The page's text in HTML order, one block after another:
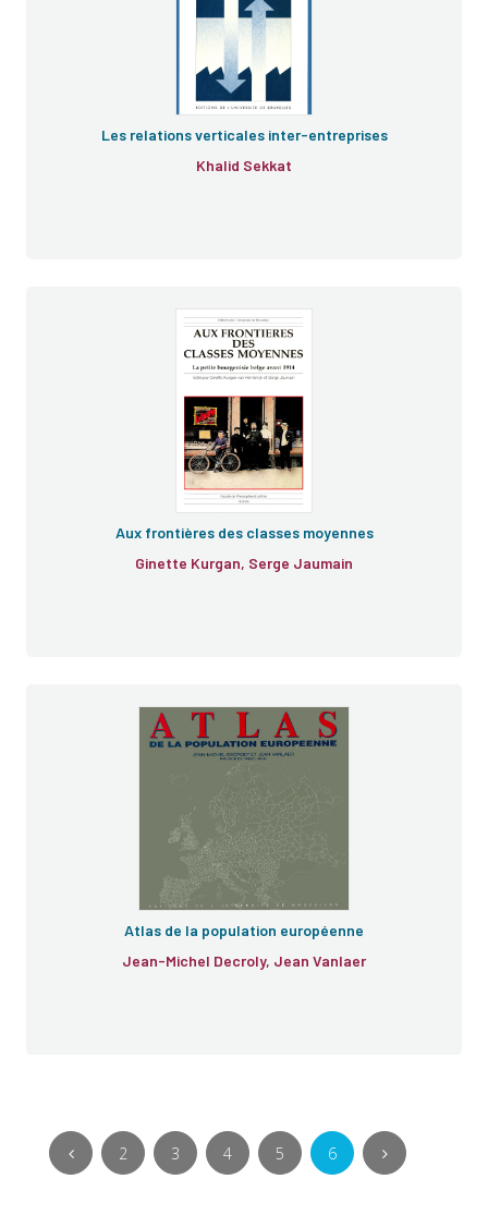
Les relations verticales inter-entreprises
Khalid Sekkat
Aux frontières des classes moyennes
Ginette Kurgan, Serge Jaumain
Atlas de la population européenne
Jean-Michel Decroly, Jean Vanlaer
2 3 4 5 6